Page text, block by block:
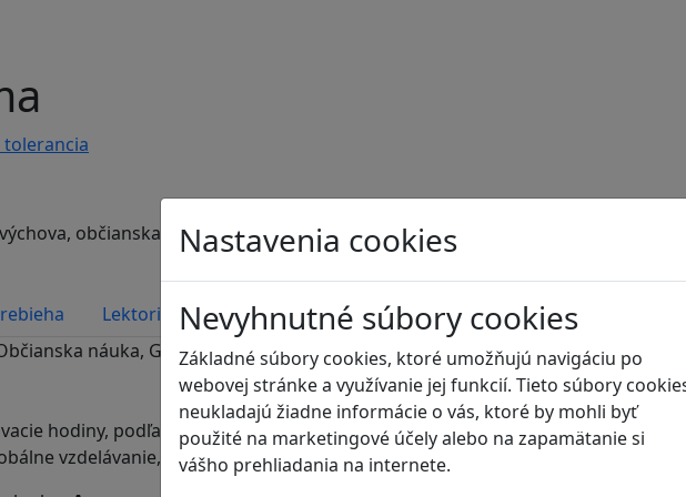
Nastavenia cookies
Nevyhnutné súbory cookies
Základné súbory cookies, ktoré umožňujú navigáciu po
webovej stránke a využívanie jej funkcií. Tieto súbory
neukladajú žiadne informácie o vás, ktoré by mohli byť
použité na marketingové účely alebo na zapamätanie si
vášho prehliadania na internete.
tolerancia
občianska náuka, geografia.
Lektori
náuka, Geografia
hodiny, podľa dohody)
vzdelávanie, ľudské práva a tolerancia